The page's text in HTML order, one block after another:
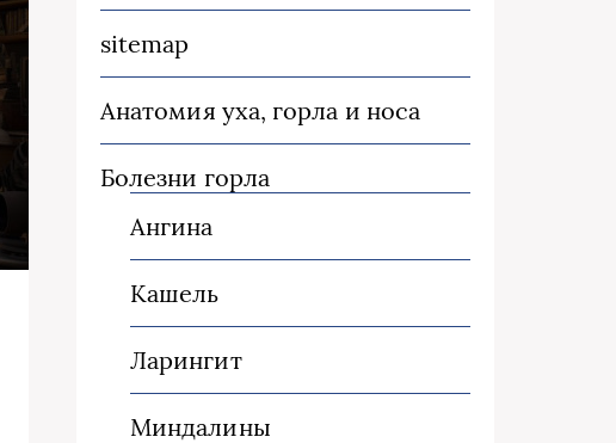
sitemap
Анатомия уха, горла и носа
Болезни горла
Ангина
Кашель
Ларингит
Миндалины